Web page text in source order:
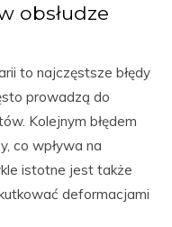
obsłudze
to najczęstsze błędy
prowadzą do
Kolejnym błędem
co wpływa na
istotne jest także
deformacjami